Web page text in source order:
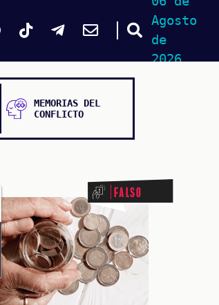
Agosto
de
2026
MEMORIAS DEL
CONFLICTO
Falso